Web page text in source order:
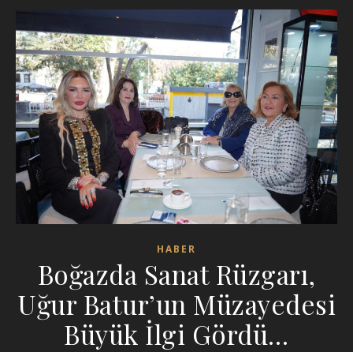
HABER
Boğazda Sanat Rüzgarı,
Uğur Batur’un Müzayedesi
Büyük İlgi Gördü…